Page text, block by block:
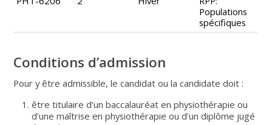
Populations
spécifiques
Conditions d’admission
Pour y être admissible, le candidat ou la candidate doit :
être titulaire d’un baccalauréat en physiothérapie ou
d’une maîtrise en physiothérapie ou d’un diplôme jugé